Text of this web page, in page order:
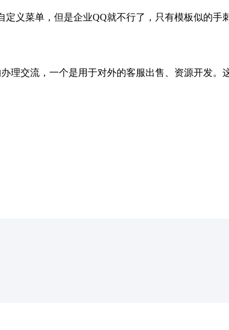
义菜单，但是企业QQ就不行了，只有模板似的手
交流，一个是用于对外的客服出售、资源开发。